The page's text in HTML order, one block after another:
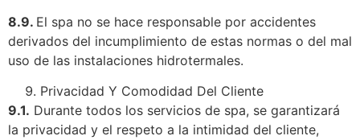
8.9. El spa no se hace responsable por accidentes
derivados del incumplimiento de estas normas o del mal
uso de las instalaciones hidrotermales.
Privacidad Y Comodidad Del Cliente
9.1. Durante todos los servicios de spa, se garantizará
la privacidad y el respeto a la intimidad del cliente,